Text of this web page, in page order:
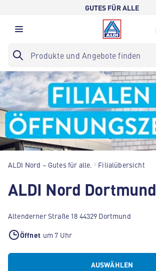
GUTES FÜR ALLE
ALDI Nord – Gutes für alle. Filialübersicht
ALDI Nord Dortmund
Altenderner Straße 18 44329 Dortmund
Öffnet um 7 Uhr
AUSWÄHLEN